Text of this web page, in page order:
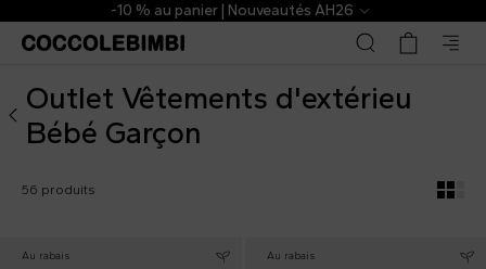
The Outlet | De -40 % à -70
Outlet Vêtements d'extérieu
Bébé Garçon
56 produits
Au rabais Au rabais
Outlet Vêtements d'extérieu Bébé Garçon de marque ▷ |